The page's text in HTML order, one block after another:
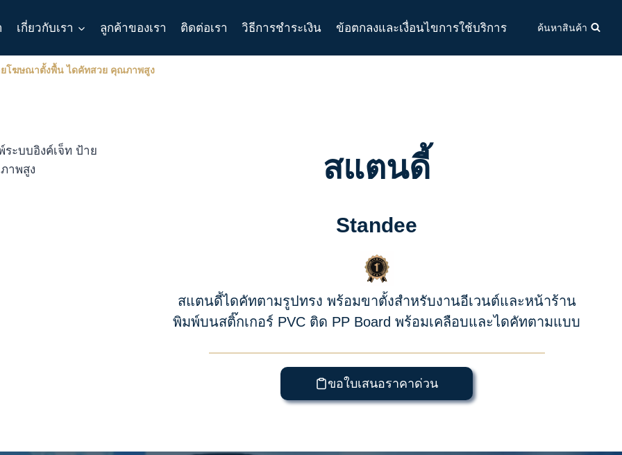
เกี่ยวกับเรา ลูกค้าของเรา ติดต่อเรา วิธีการชำระเงิน ข้อตกลงและเงื่อนไขการใช้บริการ ค้นหาสินค้า
โฆษณาตั้งพื้น ไดคัทสวย คุณภาพสูง
สแตนดี้
Standee
สแตนดี้ไดคัทตามรูปทรง พร้อมขาตั้งสำหรับงานอีเวนต์และหน้าร้าน
พิมพ์บนสติ๊กเกอร์ PVC ติด PP Board พร้อมเคลือบและไดคัทตามแบบ
ขอใบเสนอราคาด่วน